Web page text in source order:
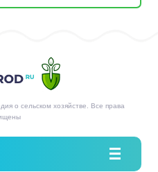
о сельском хозяйстве. Все права